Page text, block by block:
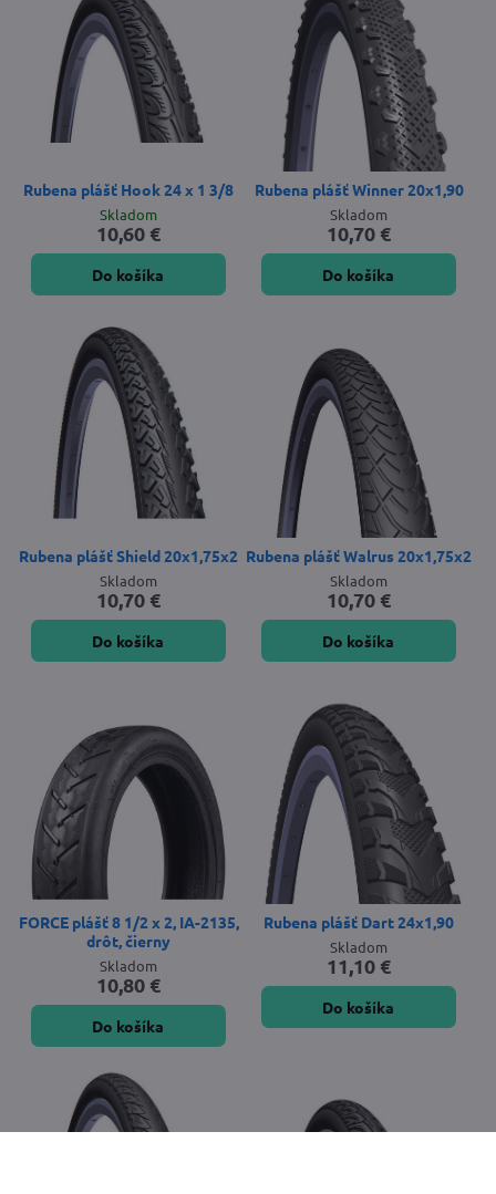
Rubena plášť Hook 24 x 1 3/8
Skladom
10,60 €
Do košíka
Rubena plášť Winner 20x1,90
Skladom
10,70 €
Do košíka
Rubena plášť Shield 20x1,75x2
Skladom
10,70 €
Do košíka
Rubena plášť Walrus 20x1,75x2
Skladom
10,70 €
Do košíka
FORCE plášť 8 1/2 x 2, IA-2135,
drôt, čierny
Skladom
10,80 €
Do košíka
Rubena plášť Dart 24x1,90
Skladom
11,10 €
Do košíka